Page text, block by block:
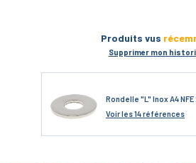
Produits vus
Supprimer mon
Rondelle "L" Inox A4 NFE
Voirles 14 références